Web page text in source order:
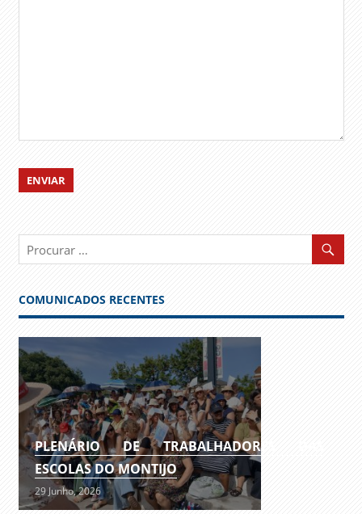
COMUNICADOS RECENTES
PLENÁRIO DE TRABALHADORES DAS
ESCOLAS DO MONTIJO
29 Junho, 2026